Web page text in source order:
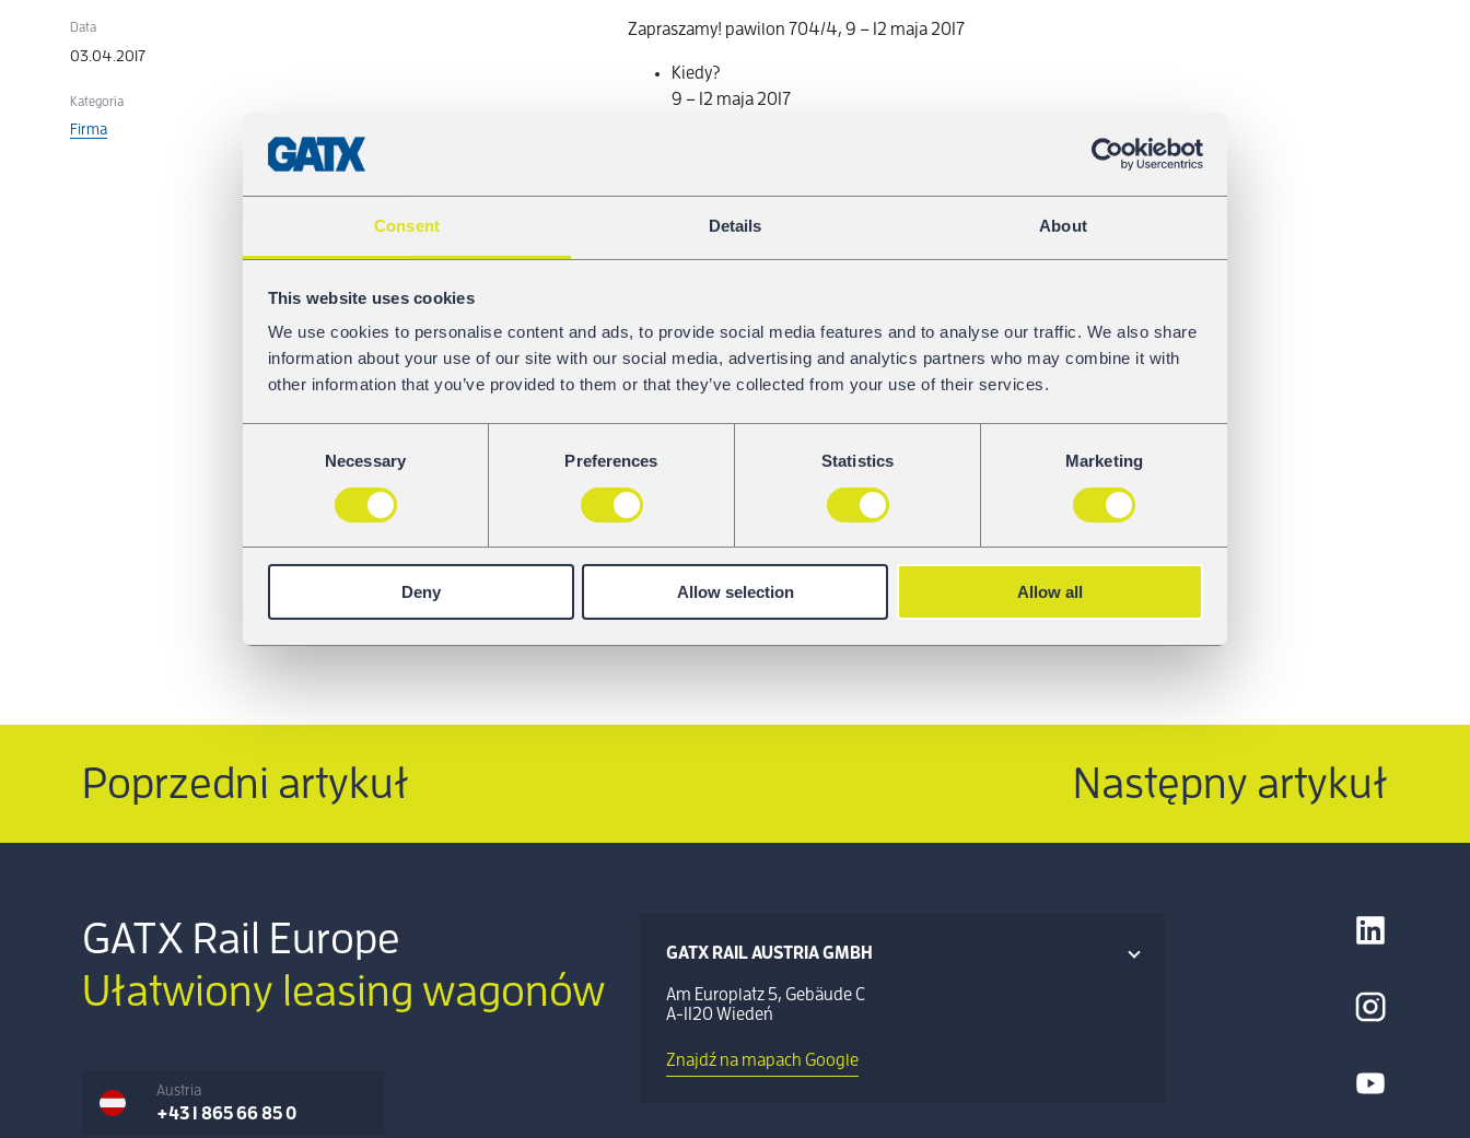
Consent Details About
This website uses cookies
We use cookies to personalise content and ads, to provide social media features and to analyse our traffic. We also share
information about your use of our site with our social media, advertising and analytics partners who may combine it with
other information that you’ve provided to them or that they’ve collected from your use of their services.
Necessary Preferences Statistics Marketing
Deny Allow selection Allow all
Data
03.04.2017
Kategoria
Firma
Zapraszamy! pawilon 704/4, 9 – 12 maja 2017
Kiedy?
9 – 12 maja 2017
– TAMNS
– wagon do produktów chemicznych
– LL, K i żeliwne
– nowy portal dla klientów
– środa, 10.05.2017, 10:30: SAVVY
– czwartek, 11.05.2017, 15:00: DOT Telematik
Poprzedni artykuł Następny artykuł
GATX Rail Europe
Ułatwiony leasing wagonów
Austria
+43 1 865 66 85 0
GATX RAIL AUSTRIA GMBH
Am Europlatz 5, Gebäude C
A-1120 Wiedeń
Znajdź na mapach Google